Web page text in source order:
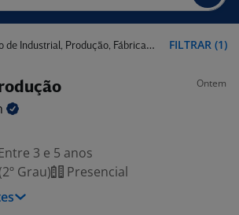
Produção, Fábrica em Joinville - SC FILTRAR (1)
Ontem
3 e 5 anos
Grau)
Presencial